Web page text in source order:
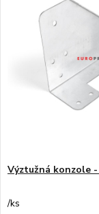
Výztužná konzole
/ks